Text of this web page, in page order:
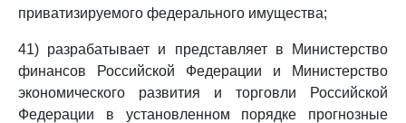
приватизируемого федерального имущества;
41) разрабатывает и представляет в Министерство
финансов Российской Федерации и Министерство
экономического развития и торговли Российской
Федерации в установленном порядке прогнозные